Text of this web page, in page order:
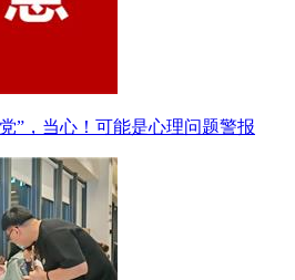
”，当心！可能是心理问题警报